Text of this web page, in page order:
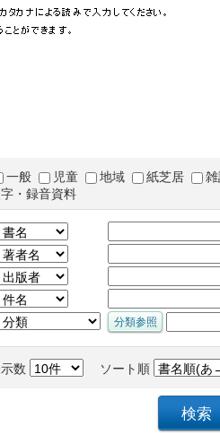
一般 児童 地域 紙芝居
字・録音資料
数 ソート順